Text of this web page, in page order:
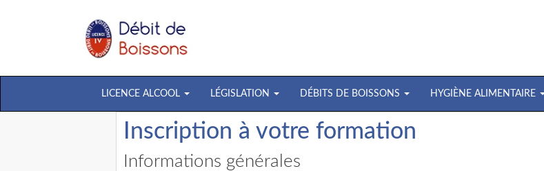
LICENCE ALCOOL LÉGISLATION DÉBITS DE BOISSONS HYGIÈNE ALIMENTAIRE
Inscription à votre formation
Informations générales